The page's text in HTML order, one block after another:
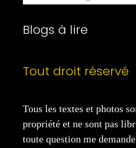
catégories
Blogs à lire
Tout droit réservé
Tous les textes et photos
propriété et ne sont pas
toute question me